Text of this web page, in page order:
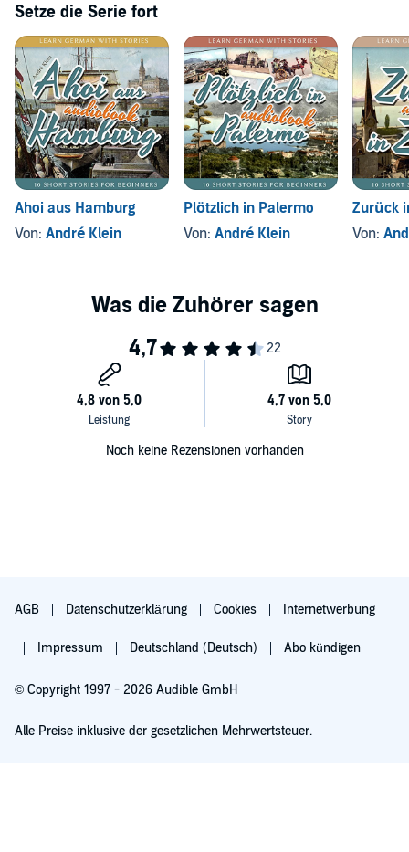
Setze die Serie fort
Ahoi aus Hamburg
Von: André Klein
Plötzlich in Palermo
Von: André Klein
Zurück
Von:
Noch keine Rezensionen vorhanden
AGB Datenschutzerklärung Cookies Internetwerbung
Impressum Deutschland (Deutsch) Abo kündigen
© Copyright 1997 - 2026 Audible GmbH
Alle Preise inklusive der gesetzlichen Mehrwertsteuer.